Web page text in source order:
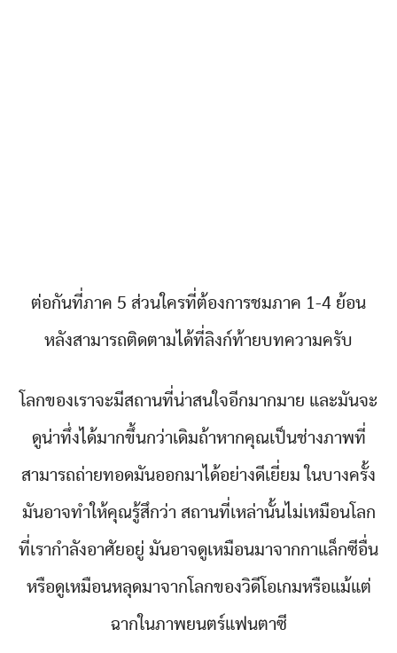
ต่อกันที่ภาค 5 ส่วนใครที่ต้องการชมภาค 1-4 ย้อน
หลังสามารถติดตามได้ที่ลิงก์ท้ายบทความครับ
โลกของเราจะมีสถานที่น่าสนใจอีกมากมาย และมันจะ
ดูน่าทึ่งได้มากขึ้นกว่าเดิมถ้าหากคุณเป็นช่างภาพที่
สามารถถ่ายทอดมันออกมาได้อย่างดีเยี่ยม ในบางครั้ง
มันอาจทำให้คุณรู้สึกว่า สถานที่เหล่านั้นไม่เหมือนโลก
ที่เรากำลังอาศัยอยู่ มันอาจดูเหมือนมาจากกาแล็กซีอื่น
หรือดูเหมือนหลุดมาจากโลกของวิดีโอเกมหรือแม้แต่
ฉากในภาพยนตร์แฟนตาซี